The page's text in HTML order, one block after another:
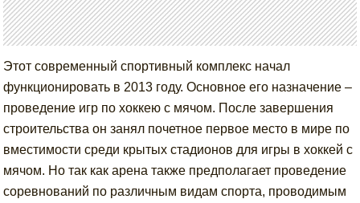
Этот современный спортивный комплекс начал
функционировать в 2013 году. Основное его назначение –
проведение игр по хоккею с мячом. После завершения
строительства он занял почетное первое место в мире по
вместимости среди крытых стадионов для игры в хоккей с
мячом. Но так как арена также предполагает проведение
соревнований по различным видам спорта, проводимым